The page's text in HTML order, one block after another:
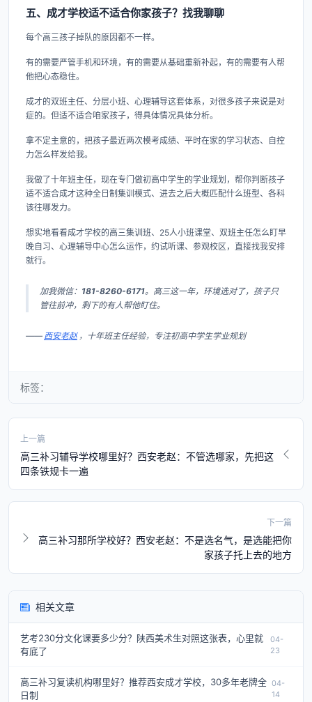
五、成才学校适不适合你家孩子？找我聊聊
每个高三孩子掉队的原因都不一样。
有的需要严管手机和环境，有的需要从基础重新补起，有的需要有人帮
他把心态稳住。
成才的双班主任、分层小班、心理辅导这套体系，对很多孩子来说是对
症的。但适不适合咱家孩子，得具体情况具体分析。
拿不定主意的，把孩子最近两次模考成绩、平时在家的学习状态、自控
力怎么样发给我。
我做了十年班主任，现在专门做初高中学生的学业规划，帮你判断孩子
适不适合成才这种全日制集训模式、进去之后大概匹配什么班型、各科
该往哪发力。
想实地看看成才学校的高三集训班、25人小班课堂、双班主任怎么盯早
晚自习、心理辅导中心怎么运作，约试听课、参观校区，直接找我安排
就行。
加我微信： 181-8260-6171。高三这一年，环境选对了，孩子只
管往前冲，剩下的有人帮他盯住。
—— 西安老赵 ，十年班主任经验，专注初高中学生学业规划
标签：
上一篇
高三补习辅导学校哪里好？西安老赵：不管选哪家，先把这
四条铁规卡一遍
下一篇
高三补习那所学校好？西安老赵：不是选名气，是选能把你
家孩子托上去的地方
相关文章
艺考230分文化课要多少分？陕西美术生对照这张表，心里就
有底了
04-
23
高三补习复读机构哪里好？推荐西安成才学校，30多年老牌全
日制
04-
14